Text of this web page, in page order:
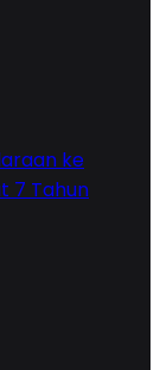
ke
7 Tahun